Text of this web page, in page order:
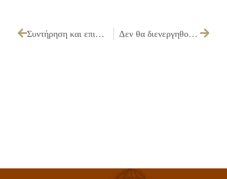
Συντήρηση και επισκευή μηχανογραφικού εξοπλισμού Δεν θα διενεργηθούν rapid test την 25η Μαρτίου 2022